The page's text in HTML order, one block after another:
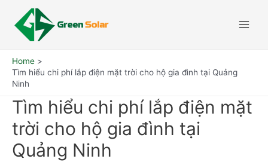
Home
Tìm hiểu chi phí lắp điện mặt trời cho hộ gia đình tại Quảng
Ninh
Tìm hiểu chi phí lắp điện mặt
trời cho hộ gia đình tại
Quảng Ninh